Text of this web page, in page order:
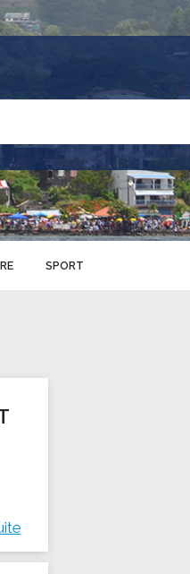
SPORT
sportives